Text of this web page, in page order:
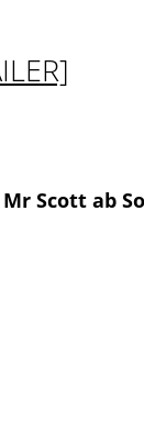
Scott ab